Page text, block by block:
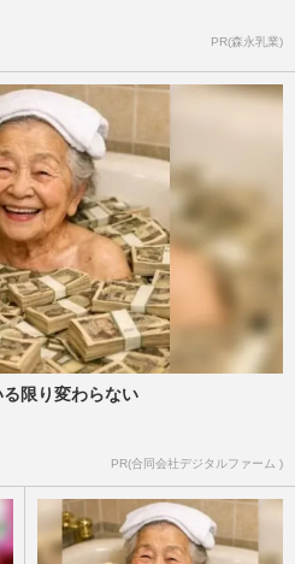
PR(森永乳業)
限り変わらない
PR(合同会社デジタルファーム )